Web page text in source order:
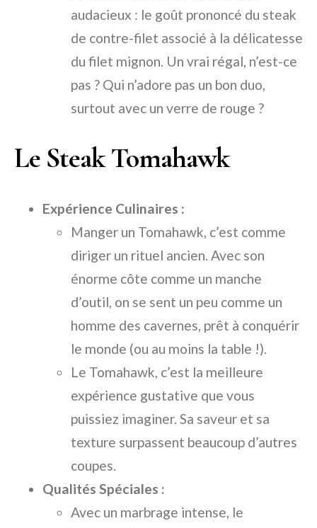
audacieux : le goût prononcé du steak
de contre-filet associé à la délicatesse
du filet mignon. Un vrai régal, n’est-ce
pas ? Qui n’adore pas un bon duo,
surtout avec un verre de rouge ?
Le Steak Tomahawk
Expérience Culinaires :
Manger un Tomahawk, c’est comme
diriger un rituel ancien. Avec son
énorme côte comme un manche
d’outil, on se sent un peu comme un
homme des cavernes, prêt à conquérir
le monde (ou au moins la table !).
Le Tomahawk, c’est la meilleure
expérience gustative que vous
puissiez imaginer. Sa saveur et sa
texture surpassent beaucoup d’autres
coupes.
Qualités Spéciales :
Avec un marbrage intense, le